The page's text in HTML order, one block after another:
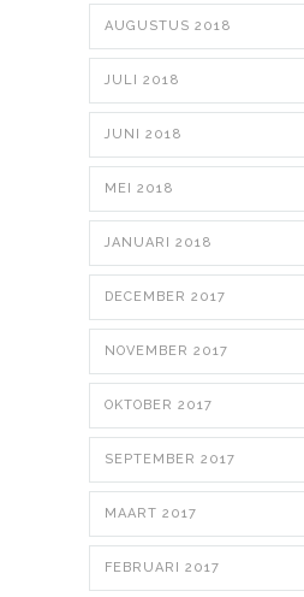
AUGUSTUS 2018
JULI 2018
JUNI 2018
MEI 2018
JANUARI 2018
DECEMBER 2017
NOVEMBER 2017
OKTOBER 2017
SEPTEMBER 2017
MAART 2017
FEBRUARI 2017